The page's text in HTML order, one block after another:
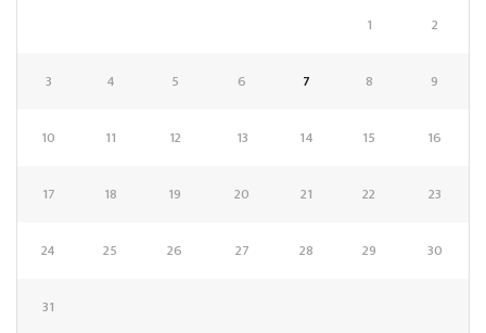
1 2
3 4 5 6 7 8 9
10 11 12 13 14 15 16
17 18 19 20 21 22 23
24 25 26 27 28 29 30
31